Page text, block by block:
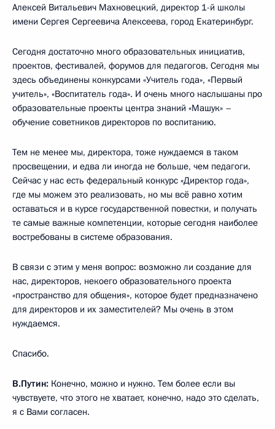
Алексей Витальевич Махновецкий, директор 1-й школы
имени Сергея Сергеевича Алексеева, город Екатеринбург.
Сегодня достаточно много образовательных инициатив,
проектов, фестивалей, форумов для педагогов. Сегодня мы
здесь объединены конкурсами «Учитель года», «Первый
учитель», «Воспитатель года». И очень много наслышаны про
образовательные проекты центра знаний «Машук» –
обучение советников директоров по воспитанию.
Тем не менее мы, директора, тоже нуждаемся в таком
просвещении, и едва ли иногда не больше, чем педагоги.
Сейчас у нас есть федеральный конкурс «Директор года»,
где мы можем это реализовать, но мы всё равно хотим
оставаться и в курсе государственной повестки, и получать
те самые важные компетенции, которые сегодня наиболее
востребованы в системе образования.
В связи с этим у меня вопрос: возможно ли создание для
нас, директоров, некоего образовательного проекта
«пространство для общения», которое будет предназначено
для директоров и их заместителей? Мы очень в этом
нуждаемся.
Спасибо.
В.Путин: Конечно, можно и нужно. Тем более если вы
чувствуете, что этого не хватает, конечно, надо это сделать,
я с Вами согласен.